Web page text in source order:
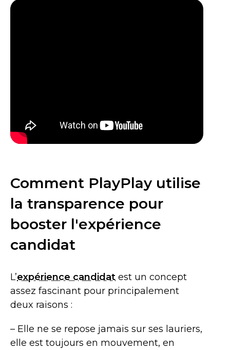
Comment PlayPlay utilise
la transparence pour
booster l'expérience
candidat
L’expérience candidat est un concept
assez fascinant pour principalement
deux raisons :
– Elle ne se repose jamais sur ses lauriers,
elle est toujours en mouvement, en